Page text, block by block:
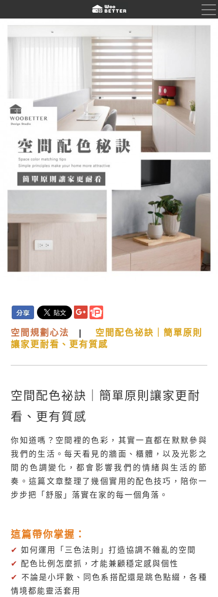
空 間規劃心法
空間配色祕訣｜簡單原則
讓家更耐看、更有質感
空間配色祕訣｜簡單原則讓家更耐
看、更有質感
你知道嗎？空間裡的色彩，其實一直都在默默參與
我們的生活。每天看見的牆面、櫃體，以及光影之
間的色調變化，都會影響我們的情緒與生活的節
奏。這篇文章整理了幾個實用的配色技巧，陪你一
步步把「舒服」落實在家的每一個角落。
這篇帶你掌握：
✔ 如何運用「三色法則」打造協調不雜亂的空間
✔ 配色比例怎麼抓，才能兼顧穩定感與個性
✔ 不論是小坪數、同色系搭配還是跳色點綴，各種
情境都能靈活套用